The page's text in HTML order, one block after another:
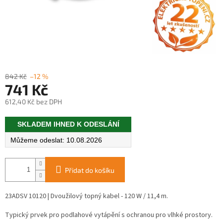
842 Kč –12 %
741 Kč
612,40 Kč bez DPH
Měrná
cena:SKLADEM IHNED K ODESLÁNÍ
10.08.2026
Přidat do košíku
23ADSV 10120 | Dvoužilový topný kabel - 120 W / 11,4 m.
Typický prvek pro podlahové vytápění s ochranou pro vlhké prostory.